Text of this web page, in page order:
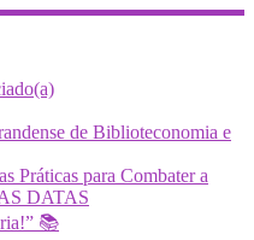
de Biblioteconomia e
Práticas para Combater a
DATAS
📚